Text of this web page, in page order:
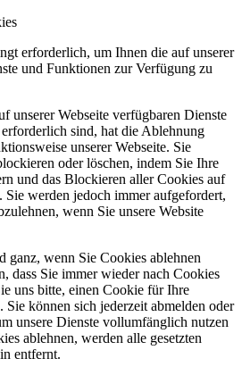
erforderlich, um Ihnen die auf unserer
und Funktionen zur Verfügung zu
unserer Webseite verfügbaren Dienste
sind, hat die Ablehnung
unserer Webseite. Sie
oder löschen, indem Sie Ihre
und das Blockieren aller Cookies auf
Sie werden jedoch immer aufgefordert,
wenn Sie unsere Website
ganz, wenn Sie Cookies ablehnen
dass Sie immer wieder nach Cookies
uns bitte, einen Cookie für Ihre
Sie können sich jederzeit abmelden oder
unsere Dienste vollumfänglich nutzen
ablehnen, werden alle gesetzten
entfernt.